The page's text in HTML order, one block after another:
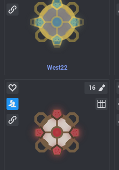
West22
16